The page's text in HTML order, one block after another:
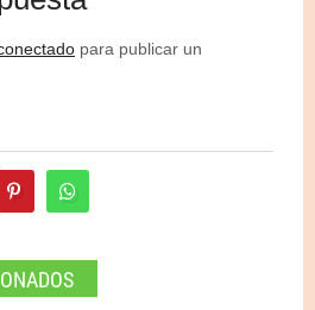
para publicar un